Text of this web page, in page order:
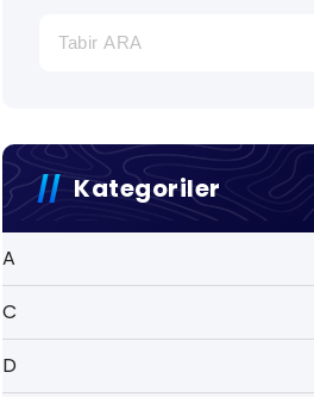
Kategoriler
A
C
D